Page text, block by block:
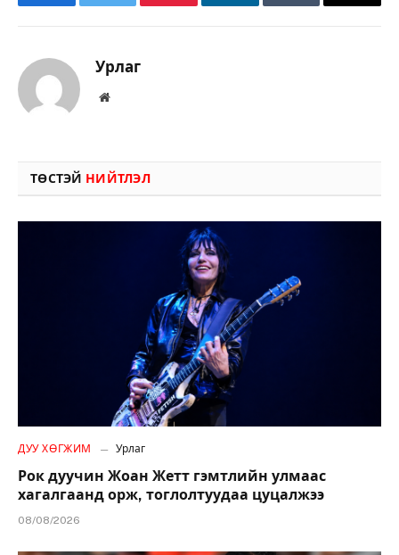
FacebookTwitter Pinterest LinkedInTumblr Имэйл
Урлаг
Вэбсайт
ТӨСТЭЙ НИЙТЛЭЛ
ДУУ ХӨГЖИМ Урлаг
Рок дуучин Жоан Жетт гэмтлийн улмаас
хагалгаанд орж, тоглолтуудаа цуцалжээ
08/08/2026